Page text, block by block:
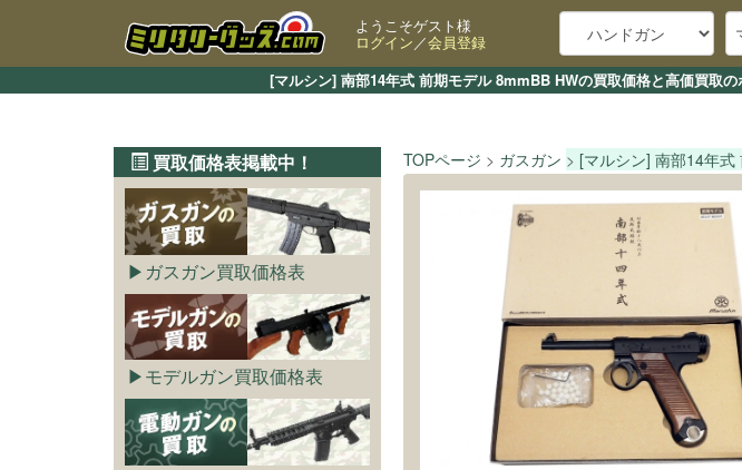
[マルシン] 南部14年式 前期モデル 8mmBB HWの買取価格と高価買取
ようこそゲスト様
ログイン／会員登録
TOPページ ガスガン [マルシン] 南部14年
買取価格表掲載中！
ガスガン買取価格表
モデルガン買取価格表